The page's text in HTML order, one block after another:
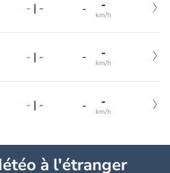
- | - - -
km/h
- | - - -
km/h
- | - - -
km/h
à l'étranger